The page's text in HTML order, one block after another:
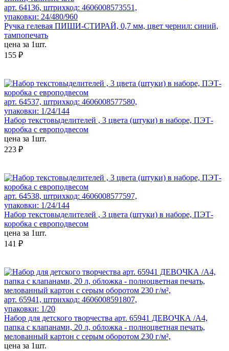
арт. 64136, штрихкод: 4606008573551,
упаковки: 24/480/960
Ручка гелевая ПИШИ-СТИРАЙ, 0,7 мм, цвет чернил: синий,
тампопечать
цена за 1шт.
155 ₽
арт. 64537, штрихкод: 4606008577580,
упаковки: 1/24/144
Набор текстовыделителей , 3 цвета (штуки) в наборе, ПЭТ-
коробка с европодвесом
цена за 1шт.
223 ₽
арт. 64538, штрихкод: 4606008577597,
упаковки: 1/24/144
Набор текстовыделителей , 3 цвета (штуки) в наборе, ПЭТ-
коробка с европодвесом
цена за 1шт.
141 ₽
арт. 65941, штрихкод: 4606008591807,
упаковки: 1/20
Набор для детского творчества арт. 65941 ДЕВОЧКА /А4,
папка с клапанами, 20 л, обложка - полноцветная печать,
мелованный картон с серым оборотом 230 г/м²,
цена за 1шт.